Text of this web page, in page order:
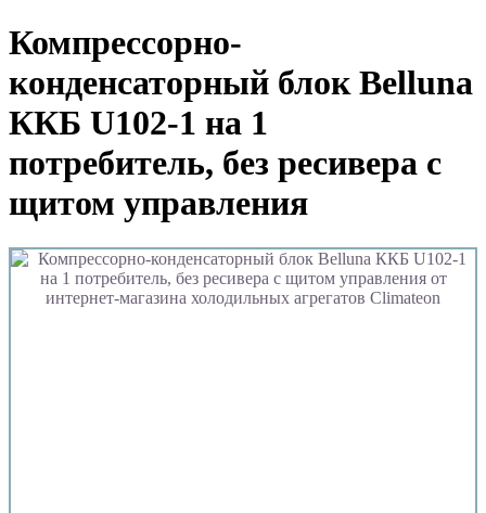
Компрессорно-
конденсаторный блок Belluna
ККБ U102-1 на 1
потребитель, без ресивера с
щитом управления